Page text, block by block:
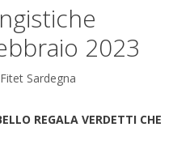
2023
Sardegna
REGALA VERDETTI CHE